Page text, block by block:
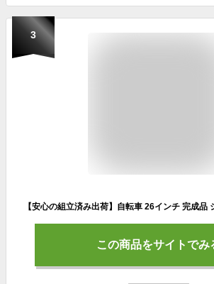
3
この商品をサイトでみ